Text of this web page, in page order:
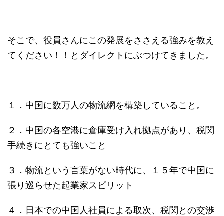
そこで、役員さんにこの発展をささえる強みを教え
てください！！とダイレクトにぶつけてきました。
１．中国に数万人の物流網を構築していること。
２．中国の各空港に倉庫受け入れ拠点があり、税関
手続きにとても強いこと
３．物流という言葉がない時代に、１５年で中国に
張り巡らせた起業家スピリット
４．日本での中国人社員による取次、税関との交渉